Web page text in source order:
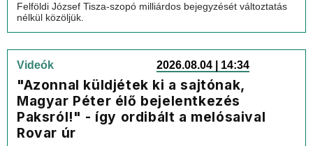
Felföldi József Tisza-szopó milliárdos bejegyzését változtatás
nélkül közöljük.
Videók 2026.08.04 | 14:34
"Azonnal küldjétek ki a sajtónak,
Magyar Péter élő bejelentkezés
Paksról!" - így ordibált a melósaival
Rovar úr